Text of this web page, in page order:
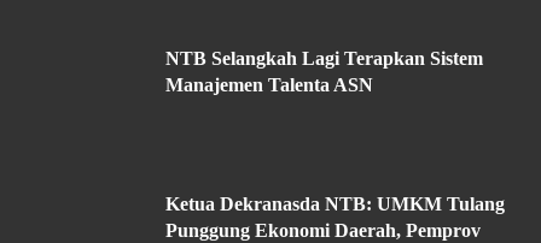
NTB Selangkah Lagi Terapkan Sistem
Manajemen Talenta ASN
Ketua Dekranasda NTB: UMKM Tulang
Punggung Ekonomi Daerah, Pemprov